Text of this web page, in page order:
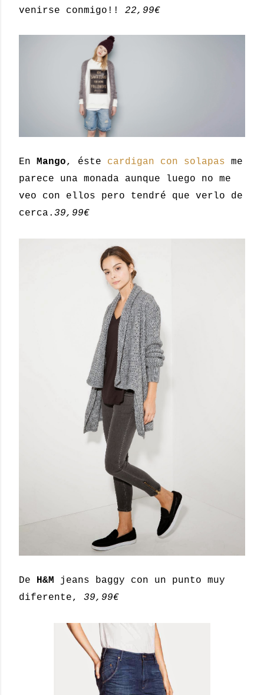
venirse conmigo!! 22,99€
En Mango, éste cardigan con solapas me
parece una monada aunque luego no me
veo con ellos pero tendré que verlo de
cerca. 39,99€
De H&M jeans baggy con un punto muy
diferente, 39,99€